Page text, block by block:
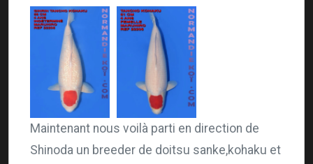
Maintenant nous voilà parti en direction de
Shinoda un breeder de doitsu sanke,kohaku et